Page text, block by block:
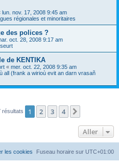
lun. nov. 17, 2008 9:45 am
régionales et minoritaires
des polices ?
oct. 28, 2008 9:17 am
de KENTIKA
« mer. oct. 22, 2008 9:35 am
all (frank a wirioù evit an darn vrasañ
résultats 1 2 3 4
Aller
Fuseau horaire sur UTC+01:00
les cookies